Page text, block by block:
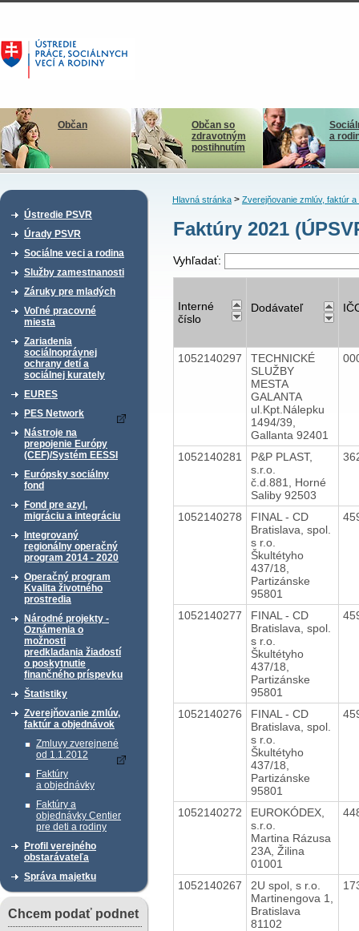
Občan
Občan so
zdravotným
postihnutím
a
Ústredie PSVR
Úrady PSVR
Sociálne veci a rodina
Služby zamestnanosti
Záruky pre mladých
Voľné pracovné
miesta
Zariadenia
sociálnoprávnej
ochrany detí a
sociálnej kurately
EURES
PES Network
Nástroje na
prepojenie Európy
(CEF)/Systém EESSI
Európsky sociálny
fond
Fond pre azyl,
migráciu a integráciu
Integrovaný
regionálny operačný
program 2014 - 2020
Operačný program
Kvalita životného
prostredia
Národné projekty -
Oznámenia o
možnosti
predkladania žiadostí
o poskytnutie
finančného príspevku
Štatistiky
Zverejňovanie zmlúv,
faktúr a objednávok
Zmluvy zverejnené
od 1.1.2012
Faktúry
a objednávky
Faktúry a
objednávky Centier
pre deti a rodiny
Profil verejného
obstarávateľa
Správa majetku
Chcem podať podnet
Hlavná stránka> Zverejňovanie zmlúv, faktúr a
Faktúry 2021
Vyhľadať:
Interné
číslo
Dodávateľ
1052140297
TECHNICKÉ
SLUŽBY
MESTA
GALANTA
ul.Kpt.Nálepku
1494/39,
Gallanta 92401
1052140281
P&P PLAST,
s.r.o.
č.d.881, Horné
Saliby 92503
1052140278
FINAL - CD
Bratislava, spol.
s r.o.
Škultétyho
437/18,
Partizánske
95801
1052140277
FINAL - CD
Bratislava, spol.
s r.o.
Škultétyho
437/18,
Partizánske
95801
1052140276
FINAL - CD
Bratislava, spol.
s r.o.
Škultétyho
437/18,
Partizánske
95801
1052140272
EUROKÓDEX,
s.r.o.
Martina Rázusa
23A, Žilina
01001
1052140267
2U spol, s r.o.
Martinengova 1,
Bratislava
81102